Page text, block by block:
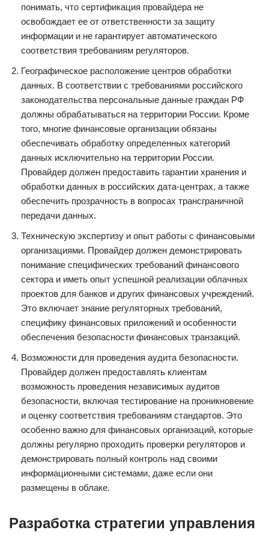
понимать, что сертификация провайдера не
освобождает ее от ответственности за защиту
информации и не гарантирует автоматического
соответствия требованиям регуляторов.
Географическое расположение центров обработки
данных. В соответствии с требованиями российского
законодательства персональные данные граждан РФ
должны обрабатываться на территории России. Кроме
того, многие финансовые организации обязаны
обеспечивать обработку определенных категорий
данных исключительно на территории России.
Провайдер должен предоставить гарантии хранения и
обработки данных в российских дата-центрах, а также
обеспечить прозрачность в вопросах трансграничной
передачи данных.
Техническую экспертизу и опыт работы с финансовыми
организациями. Провайдер должен демонстрировать
понимание специфических требований финансового
сектора и иметь опыт успешной реализации облачных
проектов для банков и других финансовых учреждений.
Это включает знание регуляторных требований,
специфику финансовых приложений и особенности
обеспечения безопасности финансовых транзакций.
Возможности для проведения аудита безопасности.
Провайдер должен предоставлять клиентам
возможность проведения независимых аудитов
безопасности, включая тестирование на проникновение
и оценку соответствия требованиям стандартов. Это
особенно важно для финансовых организаций, которые
должны регулярно проходить проверки регуляторов и
демонстрировать полный контроль над своими
информационными системами, даже если они
размещены в облаке.
Разработка стратегии управления